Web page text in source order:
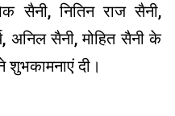
सैनी, नितिन राज सैनी,
अनिल सैनी, मोहित सैनी के
दी।